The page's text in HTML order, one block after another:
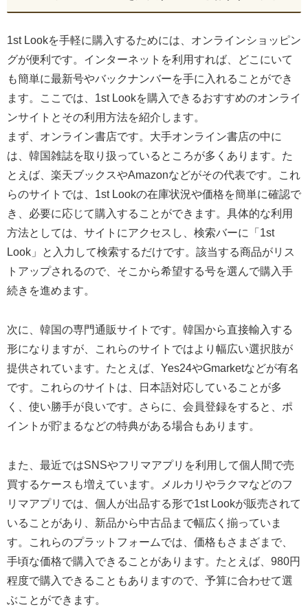
1st Lookを手軽に購入するためには、オンラインショッピン
グが便利です。インターネットを利用すれば、どこにいて
も簡単に最新号やバックナンバーを手に入れることができ
ます。ここでは、1st Lookを購入できるおすすめのオンライ
ンサイトとその利用方法を紹介します。
まず、オンライン書店です。大手オンライン書店の中に
は、韓国雑誌を取り扱っているところが多くあります。た
とえば、楽天ブックスやAmazonなどがその代表です。これ
らのサイトでは、1st Lookの在庫状況や価格を簡単に確認で
き、必要に応じて購入することができます。具体的な利用
方法としては、サイトにアクセスし、検索バーに「1st
Look」と入力して検索するだけです。該当する商品がリス
トアップされるので、そこから希望する号を選んで購入手
続きを進めます。
次に、韓国の専門通販サイトです。韓国から直接輸入する
形になりますが、これらのサイトではより幅広い選択肢が
提供されています。たとえば、Yes24やGmarketなどが有名
です。これらのサイトは、日本語対応していることが多
く、使い勝手が良いです。さらに、会員登録をすると、ポ
イントが貯まるなどの特典がある場合もあります。
また、最近ではSNSやフリマアプリを利用して個人間で売
買するケースも増えています。メルカリやラクマなどのフ
リマアプリでは、個人が出品する形で1st Lookが販売されて
いることがあり、新品から中古品まで幅広く揃っていま
す。これらのプラットフォームでは、価格もさまざまで、
手頃な価格で購入できることがあります。たとえば、980円
程度で購入できることもありますので、予算に合わせて選
ぶことができます。